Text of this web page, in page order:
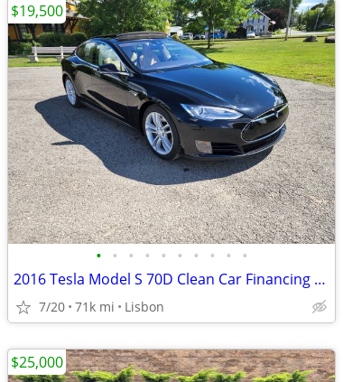
• • • • • • • • • •
2016 Tesla Model S 70D Clean Car Financing - Available
7/20 71k mi Lisbon
$19,500
$25,000